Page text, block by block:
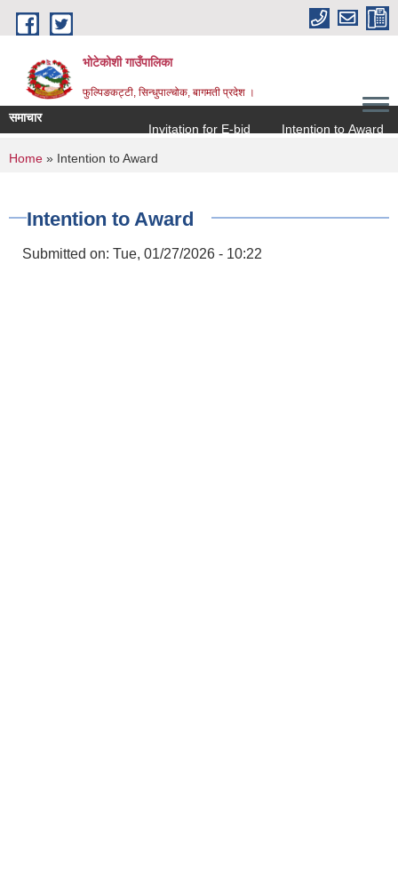
Skip to main content
भोटेकोशी गाउँपालिका
फुल्पिङकट्टी, सिन्धुपाल्चोक, बागमती प्रदेश ।
समाचार
Invitation for E-bid
Intention to Award
You are here
Home » Intention to Award
Intention to Award
Submitted on: Tue, 01/27/2026 - 10:22